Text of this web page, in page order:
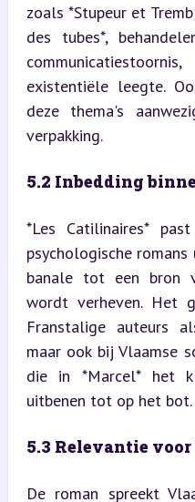
zoals *Stupeur et
des tubes*,
existentiële leegte.
deze thema's
verpakking.
5.2 Inbedding
*Les Catilinaires*
psychologische
banale tot een bron
wordt verheven. Het
Franstalige auteurs
maar ook bij Vlaamse
die in *Marcel* het
uitbenen tot op het bot.
5.3 Relevantie
De roman spreekt